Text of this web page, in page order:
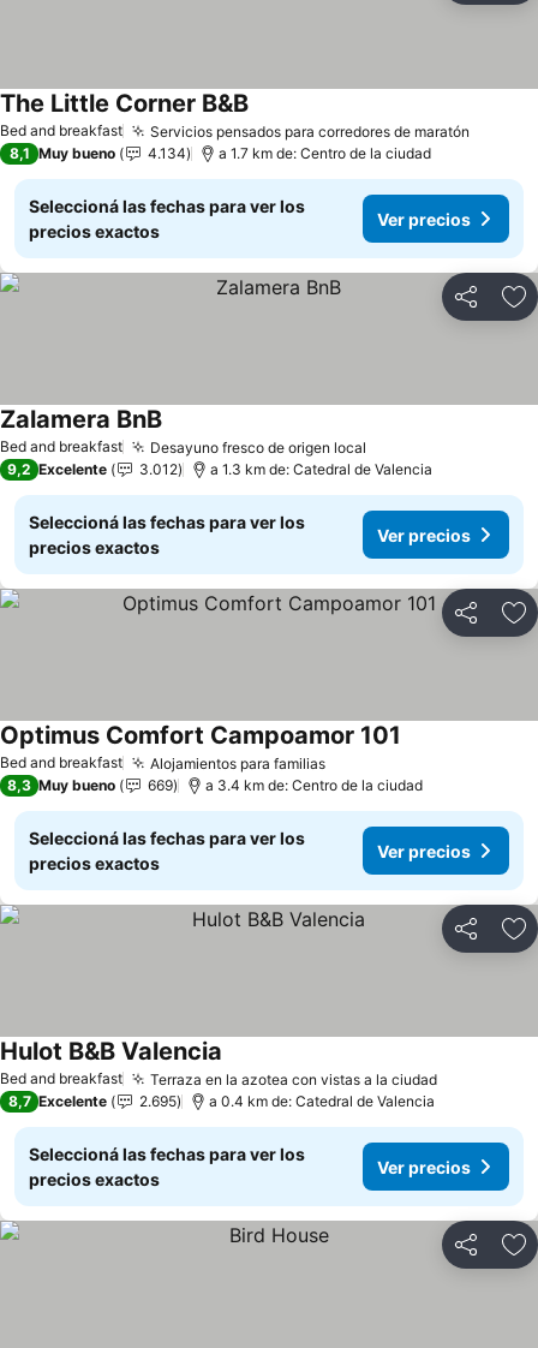
Bed and breakfast Servicios pensados para corredores de maratón
The Little Corner B&BVer precios
8,1 Muy bueno 4.134 a 1.7 km de: Centro de la ciudad
Seleccioná las fechas para ver los
precios exactos
Ver precios
Compartir
Bed and breakfast Desayuno fresco de origen local
Zalamera BnBVer precios
9,2 Excelente 3.012 a 1.3 km de: Catedral de Valencia
Seleccioná las fechas para ver los
precios exactos
Ver precios
Compartir
Bed and breakfast Alojamientos para familiasVer precios
Optimus Comfort Campoamor 101
8,3 Muy bueno 669 a 3.4 km de: Centro de la ciudad
Seleccioná las fechas para ver los
precios exactos
Ver precios
Compartir
Bed and breakfast Terraza en la azotea con vistas a la ciudadVer precios
Hulot B&B Valencia
8,7 Excelente 2.695 a 0.4 km de: Catedral de Valencia
Seleccioná las fechas para ver los
precios exactos
Ver precios
Compartir